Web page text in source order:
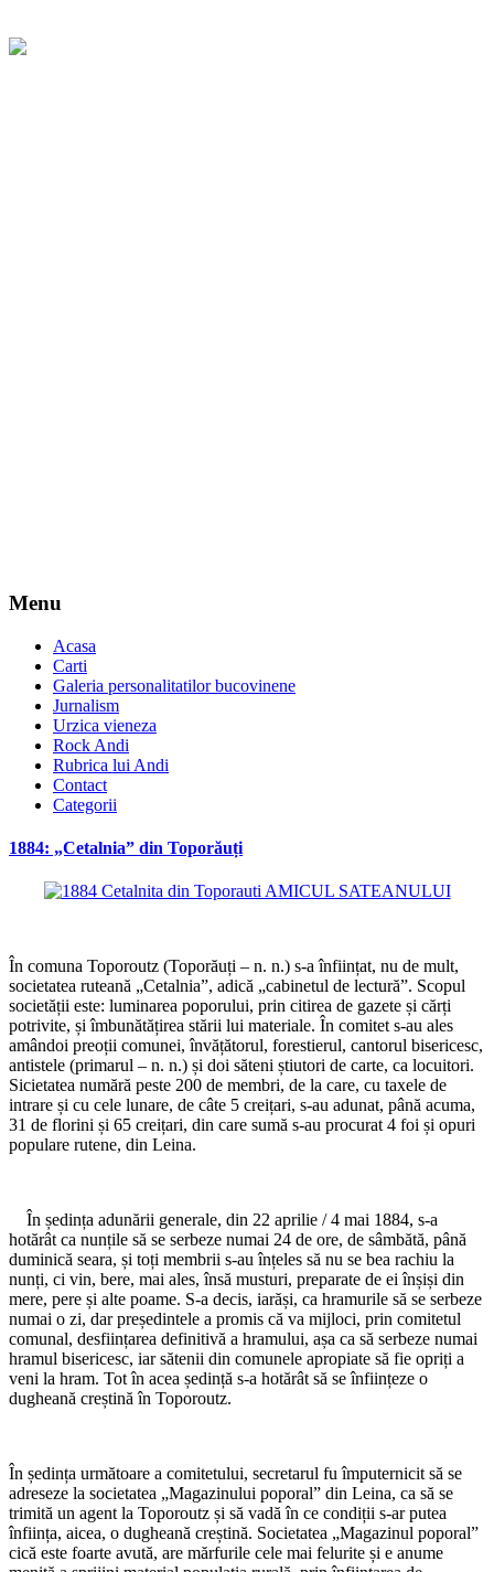
Menu
Acasa
Carti
Galeria personalitatilor bucovinene
Jurnalism
Urzica vieneza
Rock Andi
Rubrica lui Andi
Contact
Categorii
1884: „Cetalnia” din Toporăuți
În comuna Toporoutz (Toporăuți – n. n.) s-a înființat, nu de mult,
societatea ruteană „Cetalnia”, adică „cabinetul de lectură”. Scopul
societății este: luminarea poporului, prin citirea de gazete și cărți
potrivite, și îmbunătățirea stării lui materiale. În comitet s-au ales
amândoi preoții comunei, învățătorul, forestierul, cantorul bisericesc,
antistele (primarul – n. n.) și doi săteni știutori de carte, ca locuitori.
Sicietatea numără peste 200 de membri, de la care, cu taxele de
intrare și cu cele lunare, de câte 5 creițari, s-au adunat, până acuma,
31 de florini și 65 creițari, din care sumă s-au procurat 4 foi și opuri
populare rutene, din Leina.
În ședința adunării generale, din 22 aprilie / 4 mai 1884, s-a
hotărât ca nunțile să se serbeze numai 24 de ore, de sâmbătă, până
duminică seara, și toți membrii s-au înțeles să nu se bea rachiu la
nunți, ci vin, bere, mai ales, însă musturi, preparate de ei înșiși din
mere, pere și alte poame. S-a decis, iarăși, ca hramurile să se serbeze
numai o zi, dar președintele a promis că va mijloci, prin comitetul
comunal, desființarea definitivă a hramului, așa ca să serbeze numai
hramul bisericesc, iar sătenii din comunele apropiate să fie opriți a
veni la hram. Tot în acea ședință s-a hotărât să se înființeze o
dugheană creștină în Toporoutz.
În ședința următoare a comitetului, secretarul fu împuternicit să se
adreseze la societatea „Magazinului poporal” din Leina, ca să se
trimită un agent la Toporoutz și să vadă în ce condiții s-ar putea
înființa, aicea, o dugheană creștină. Societatea „Magazinul poporal”
cică este foarte avută, are mărfurile cele mai felurite și e anume